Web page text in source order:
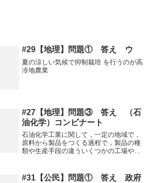
#29【地理】問題① 答え ウ
夏の涼しい気候で抑制栽培 を行うのが高
冷地農業
#27【地理】問題③ 答え （石
油化学）コンビナート
石油化学工業に関して，一定の地域で，
原料から製品をつくる過程で，製品の種
類や生産手段の違ういくつかの工場や企
#31【公民】問題① 答え 政府